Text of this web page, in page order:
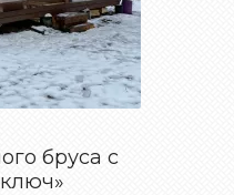
бруса с